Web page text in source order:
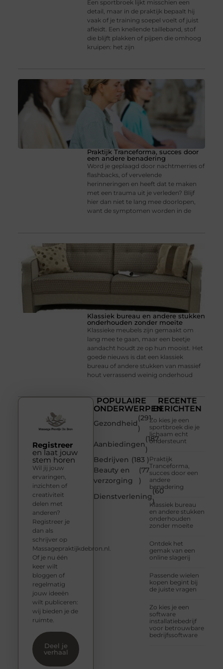
Een sportbroek lijkt misschien een
detail, maar in de praktijk bepaalt hij
vaak of je training soepel voelt of juist
afleidt. Een knellende tailleband, stof
die blijft plakken of pijpen die omhoog
kruipen: het zijn
Praktijk Tranceforma, succes door
een andere benadering
Word je geplaagd door nachtmerries of
flashbacks, of vervelende
herinneringen en heeft dat te maken
met een trauma uit je verleden? Blijf
hier dan niet te lang mee doorlopen,
want de symptomen worden in de
Klassiek bureau en andere stukken
onderhouden zonder moeite
Klassieke meubels zijn gemaakt om
lang mee te gaan, maar een beetje
aandacht houdt ze op hun mooist. Het
goede nieuws is dat een klassiek
bureau of andere stukken van massief
hout verrassend weinig onderhoud
POPULAIRE
ONDERWERPEN
Gezondheid
(291
)
Aanbiedingen
(187
)
Bedrijven (183 )
Beauty en
verzorging
(77
)
Dienstverlening
(60
)
RECENTE
BERICHTEN
Zo kies je een
sportbroek die je
lichaam echt
ondersteunt
Praktijk
Tranceforma,
succes door een
andere
benadering
Klassiek bureau
en andere stukken
onderhouden
zonder moeite
Ontdek het
gemak van een
online slagerij
Passende wielen
kopen begint bij
de juiste vragen
Zo kies je een
software
installatiebedrijf
voor betrouwbare
bedrijfssoftware
Registreer
en laat jouw
stem horen
Wil jij jouw
ervaringen,
inzichten of
creativiteit
delen met
anderen?
Registreer je
dan als
schrijver op
Massagepraktijkdebron.nl.
Of je nu één
keer wilt
bloggen of
regelmatig
jouw ideeën
wilt publiceren:
wij bieden je de
ruimte.
Deel je
verhaal